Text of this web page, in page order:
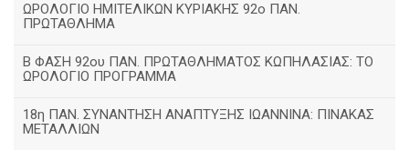
ΩΡΟΛΟΓΙΟ ΗΜΙΤΕΛΙΚΩΝ ΚΥΡΙΑΚΗΣ 92ο ΠΑΝ.
ΠΡΩΤΑΘΛΗΜΑ
Β ΦΑΣΗ 92ου ΠΑΝ. ΠΡΩΤΑΘΛΗΜΑΤΟΣ ΚΩΠΗΛΑΣΙΑΣ: ΤΟ
ΩΡΟΛΟΓΙΟ ΠΡΟΓΡΑΜΜΑ
18η ΠΑΝ. ΣΥΝΑΝΤΗΣΗ ΑΝΑΠΤΥΞΗΣ ΙΩΑΝΝΙΝΑ: ΠΙΝΑΚΑΣ
ΜΕΤΑΛΛΙΩΝ